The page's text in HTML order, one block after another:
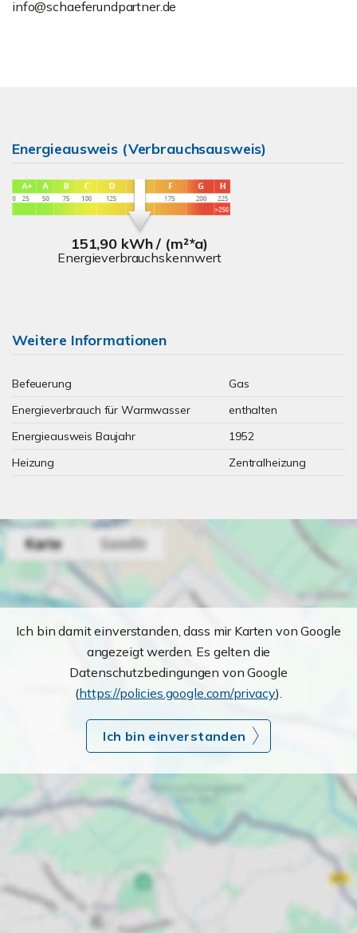
info@schaeferundpartner.de
Energieausweis (Verbrauchsausweis)
151,90 kWh / (m²*a)
Energieverbrauchskennwert
Weitere Informationen
Befeuerung
Gas
Energieverbrauch für Warmwasser
enthalten
Energieausweis Baujahr
1952
Heizung
Zentralheizung
Ich bin damit einverstanden, dass mir Karten von Google
angezeigt werden. Es gelten die
Datenschutzbedingungen von Google
(https://policies.google.com/privacy).
Ich bin einverstanden